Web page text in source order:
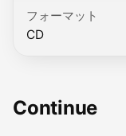
フォーマット
CD
Continue